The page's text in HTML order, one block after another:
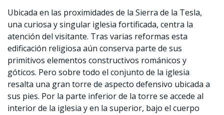
Ubicada en las proximidades de la Sierra de la Tesla,
una curiosa y singular iglesia fortificada, centra la
atención del visitante. Tras varias reformas esta
edificación religiosa aún conserva parte de sus
primitivos elementos constructivos románicos y
góticos. Pero sobre todo el conjunto de la iglesia
resalta una gran torre de aspecto defensivo ubicada a
sus pies. Por la parte inferior de la torre se accede al
interior de la iglesia y en la superior, bajo el cuerpo